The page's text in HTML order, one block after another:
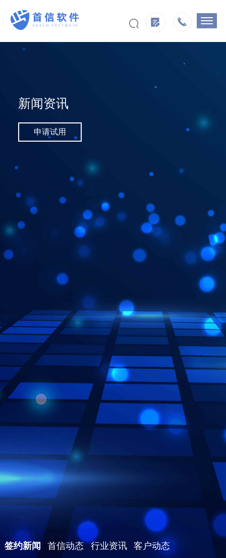
新闻资讯
申请试用
签约新闻 首信动态 行业资讯 客户动态